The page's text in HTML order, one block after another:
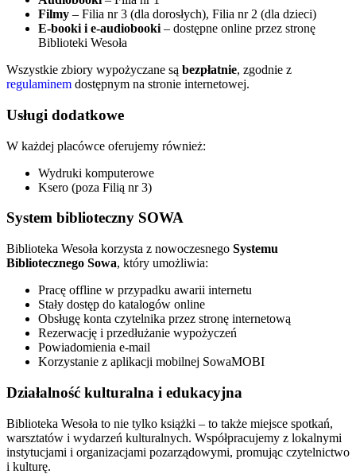
Filmy – Filia nr 3 (dla dorosłych), Filia nr 2 (dla dzieci)
E-booki i e-audiobooki – dostępne online przez stronę
Biblioteki Wesoła
Wszystkie zbiory wypożyczane są bezpłatnie, zgodnie z
regulaminem dostępnym na stronie internetowej.
Usługi dodatkowe
W każdej placówce oferujemy również:
Wydruki komputerowe
Ksero (poza Filią nr 3)
System biblioteczny SOWA
Biblioteka Wesoła korzysta z nowoczesnego Systemu
Bibliotecznego Sowa, który umożliwia:
Pracę offline w przypadku awarii internetu
Stały dostęp do katalogów online
Obsługę konta czytelnika przez stronę internetową
Rezerwację i przedłużanie wypożyczeń
Powiadomienia e-mail
Korzystanie z aplikacji mobilnej SowaMOBI
Działalność kulturalna i edukacyjna
Biblioteka Wesoła to nie tylko książki – to także miejsce spotkań,
warsztatów i wydarzeń kulturalnych. Współpracujemy z lokalnymi
instytucjami i organizacjami pozarządowymi, promując czytelnictwo
i kulturę.